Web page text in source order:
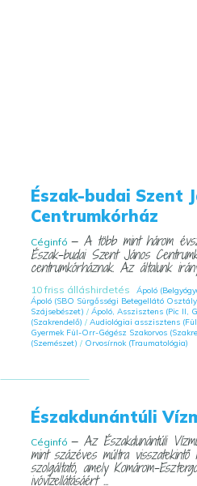
Észak-budai Szent
Centrumkórház
Céginfó — A több mint három
Észak-budai Szent János
centrumkórháznak. Az általunk
10 friss álláshirdetés Ápoló
Ápoló (SBO Sürgősségi Betegellátó
Szájsebészet) /Ápoló, Asszisztens (Pic II,
(Szakrendelő) /Audiológiai asszisztens
Gyermek Fül-Orr-Gégész Szakorvos
(Szemészet) / Orvosírnok (Traumatológia)
Északdunántúli
Céginfó — Az Északdunántúli
mint százéves múltra visszatekintő
szolgáltató, amely Komárom-
ivóvízellátásáért ...